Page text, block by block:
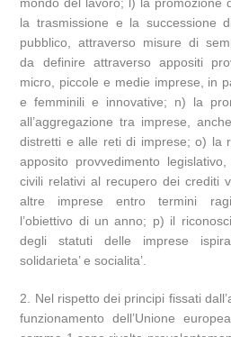
la trasmissione e la successione
pubblico, attraverso misure di
da definire attraverso appositi
micro, piccole e medie imprese, in
e femminili e innovative; n) la
all’aggregazione tra imprese,
distretti e alle reti di imprese; o) la
apposito provvedimento
civili relativi al recupero dei crediti
altre imprese entro termini
l’obiettivo di un anno; p) il
degli statuti delle imprese
solidarieta’ e socialita’.
2. Nel rispetto dei principi fissati
funzionamento dell’Unione